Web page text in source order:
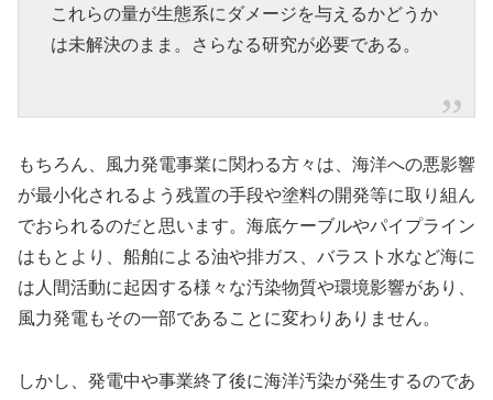
これらの量が生態系にダメージを与えるかどうか
は未解決のまま。さらなる研究が必要である。
もちろん、風力発電事業に関わる方々は、海洋への悪影響
が最小化されるよう残置の手段や塗料の開発等に取り組ん
でおられるのだと思います。海底ケーブルやパイプライン
はもとより、船舶による油や排ガス、バラスト水など海に
は人間活動に起因する様々な汚染物質や環境影響があり、
風力発電もその一部であることに変わりありません。
しかし、発電中や事業終了後に海洋汚染が発生するのであ